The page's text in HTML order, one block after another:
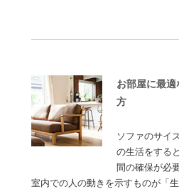
お部屋に最
方
ソファのサイ
の生活をする
間の確保が必
室内での人の動きを示すものが「